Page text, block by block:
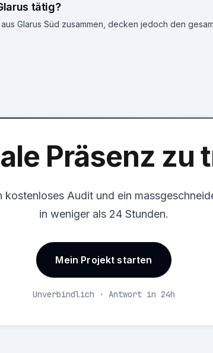
tätig?
Glarus Süd zusammen, decken jedoch den
Präsenz zu
kostenloses Audit und ein
in weniger als 24 Stunden.
Mein Projekt starten
Unverbindlich · Antwort in 24h